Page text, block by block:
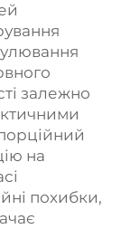
залежно
на
похибки,